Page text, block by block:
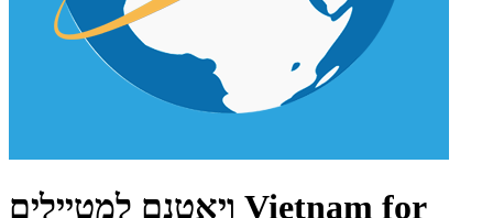
ויאטנם למטיילים Vietnam for